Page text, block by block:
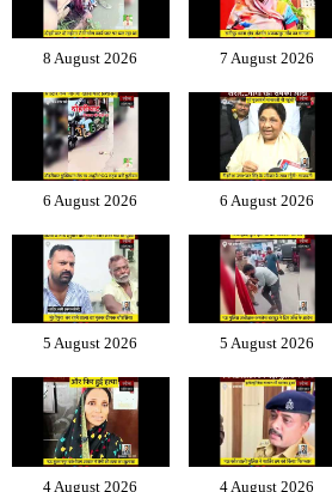
8 August 2026 7 August 2026
6 August 2026 6 August 2026
5 August 2026 5 August 2026
4 August 2026 4 August 2026